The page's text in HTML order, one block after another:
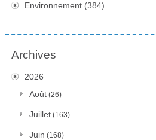
Environnement (384)
Archives
2026
Août (26)
Juillet (163)
Juin (168)